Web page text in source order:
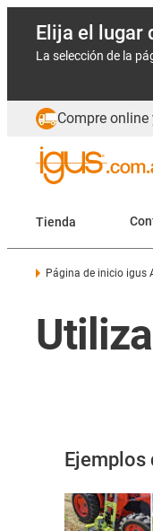
Elija el lugar
La selección de la
Compre
Tienda
Página de inicio igus
Ejemplos